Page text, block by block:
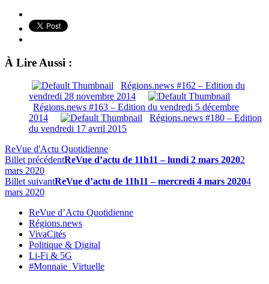
À Lire Aussi :
Régions.news #162 – Edition du
vendredi 28 novembre 2014
Régions.news #163 – Edition du vendredi 5 décembre
2014
Régions.news #180 – Edition
du vendredi 17 avril 2015
ReVue d'Actu Quotidienne
Billet précédentReVue d’actu de 11h11 – lundi 2 mars 20202
mars 2020
Billet suivantReVue d’actu de 11h11 – mercredi 4 mars 20204
mars 2020
ReVue d’Actu Quotidienne
Régions.news
VivaCités
Politique & Digital
Li-Fi & 5G
#Monnaie_Virtuelle